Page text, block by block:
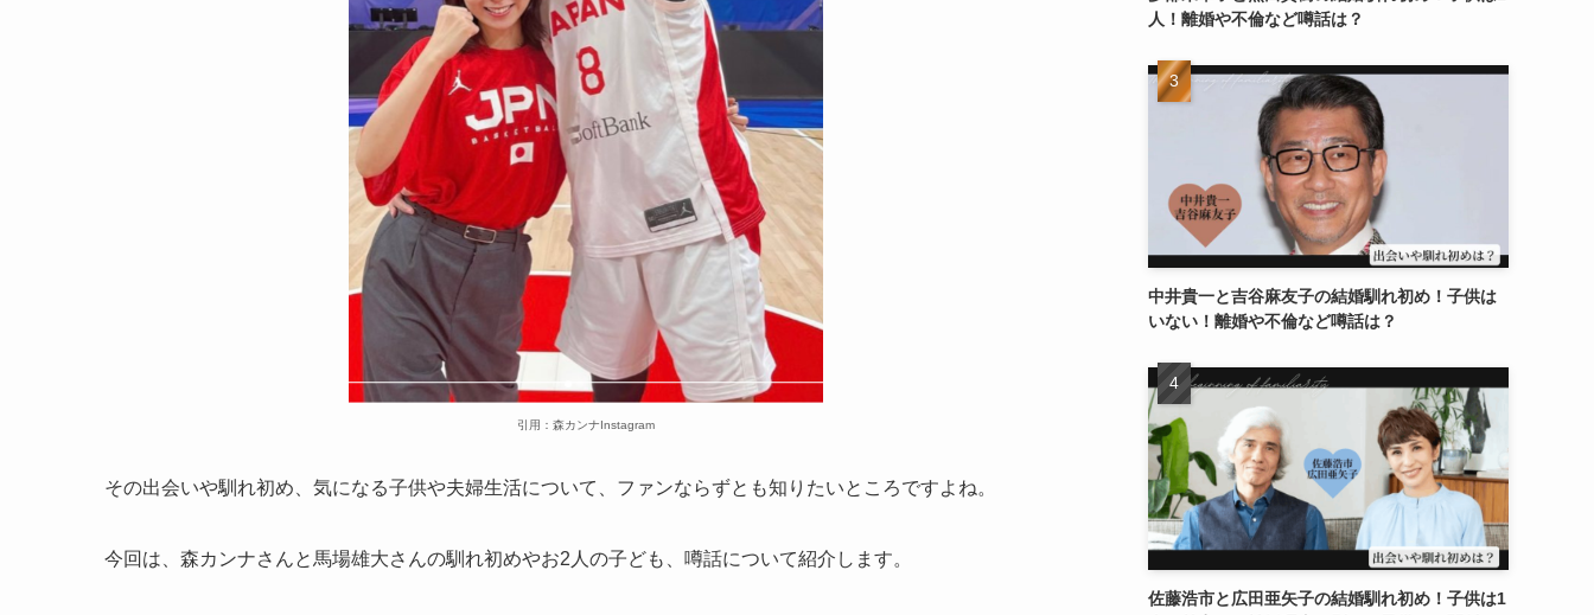
引用：森カンナInstagram
その出会いや馴れ初め、気になる子供や夫婦生活について、ファンならずとも知りたいところですよね。
今回は、森カンナさんと馬場雄大さんの馴れ初めやお2人の子ども、噂話について紹介します。
人！離婚や不倫など噂話は？
中井貴一と吉谷麻友子の結婚馴れ初め！子供は
いない！離婚や不倫など噂話は？
佐藤浩市と広田亜矢子の結婚馴れ初め！子供は1